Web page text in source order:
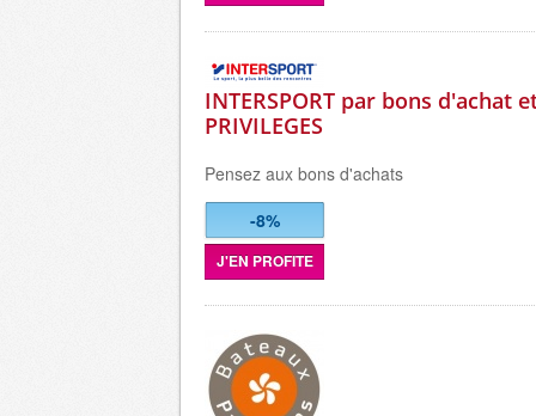
INTERSPORT par bons d'achat
PRIVILEGES
Pensez aux bons d'achats
-8%
J'EN PROFITE